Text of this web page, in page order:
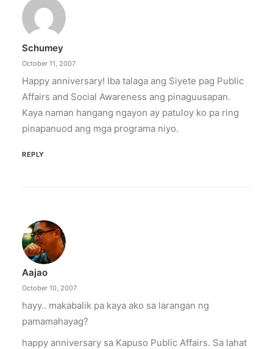
Still planning your date this Valentine’s Day?
Ayala Malls Cinemas has got you…
Schumey
October 11, 2007
Happy anniversary! Iba talaga ang Siyete pag Public
Affairs and Social Awareness ang pinaguusapan.
Kaya naman hangang ngayon ay patuloy ko pa ring
pinapanuod ang mga programa niyo.
REPLY
Aajao
October 10, 2007
hayy.. makabalik pa kaya ako sa larangan ng
pamamahayag?
happy anniversary sa Kapuso Public Affairs. Sa lahat